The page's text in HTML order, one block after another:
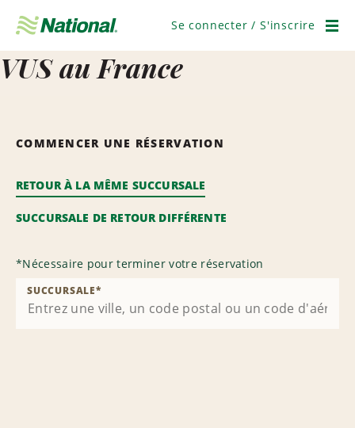
navigation
Se connecter / S'inscrire
VUS au France
COMMENCER UNE RÉSERVATION
RETOUR À LA MÊME SUCCURSALE
SUCCURSALE DE RETOUR DIFFÉRENTE
*Nécessaire pour terminer votre réservation
SUCCURSALE*